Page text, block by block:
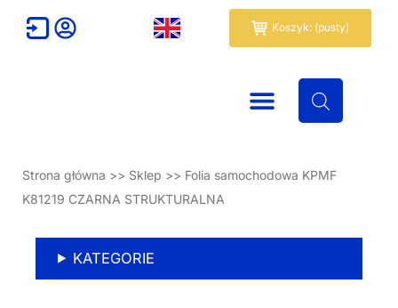
Koszyk: (pusty)
Wózek
Strona główna >> Sklep >> Folia samochodowa KPMF
K81219 CZARNA STRUKTURALNA
KATEGORIE